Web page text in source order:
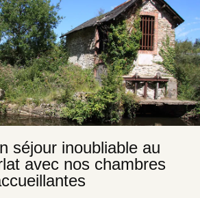
séjour inoubliable au
avec nos chambres